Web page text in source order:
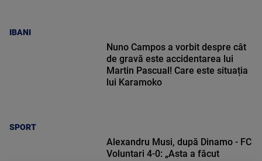
IBANI
SPORT
Nuno Campos a vorbit despre cât
de gravă este accidentarea lui
Martin Pascual! Care este situația
lui Karamoko
Alexandru Musi, după Dinamo - FC
Voluntari 4-0: „Asta a făcut